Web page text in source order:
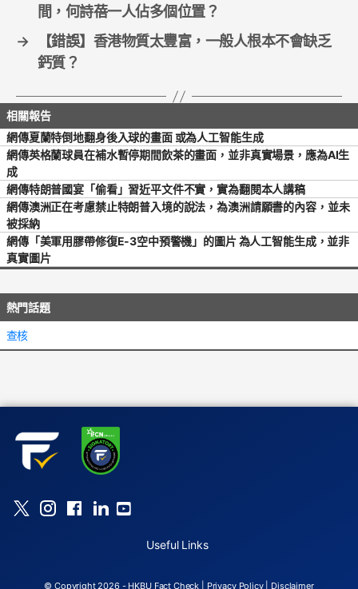
間，何詩蓓一人佔多個位置？
→
【錯誤】香港物質太豐富，一般人根本不會缺乏
鈣質？
網傳夏蘭特倒地翻身後入球的畫面 或為人工智能生成
網傳英格蘭球員在補水暫停期間飲茶的畫面，並非真實場景，應為AI生
成
網傳特朗普國宴「偷看」習近平文件不實，實為翻閱本人講稿
網傳澳洲正在考慮禁止特朗普入境的說法，為澳洲請願書的內容，並未
被採納
網傳「美軍用膠帶修復E-3空中預警機」的圖片 為人工智能生成，並非
真實圖片
熱門話題
查核
Useful Links
© Copyright 2026 - HKBU Fact Check | Privacy Policy| Disclaimer